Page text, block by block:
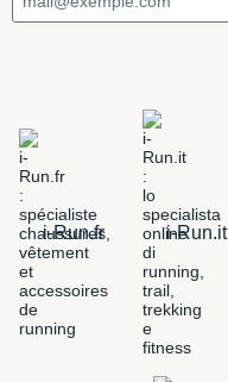
i-Run.fr i-Run.it